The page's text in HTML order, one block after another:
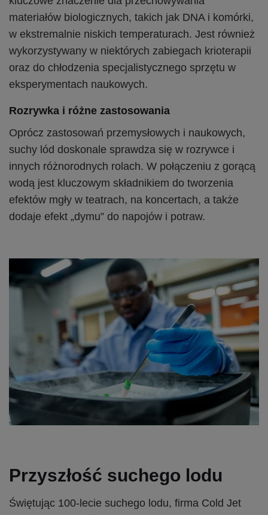
materiałów biologicznych, takich jak DNA i komórki,
w ekstremalnie niskich temperaturach. Jest również
wykorzystywany w niektórych zabiegach krioterapii
oraz do chłodzenia specjalistycznego sprzętu w
eksperymentach naukowych.
Rozrywka i różne zastosowania
Oprócz zastosowań przemysłowych i naukowych,
suchy lód doskonale sprawdza się w rozrywce i
innych różnorodnych rolach. W połączeniu z gorącą
wodą jest kluczowym składnikiem do tworzenia
efektów mgły w teatrach, na koncertach, a także
dodaje efekt „dymu” do napojów i potraw.
Przyszłość suchego lodu
Świętując 100-lecie suchego lodu, firma Cold Jet